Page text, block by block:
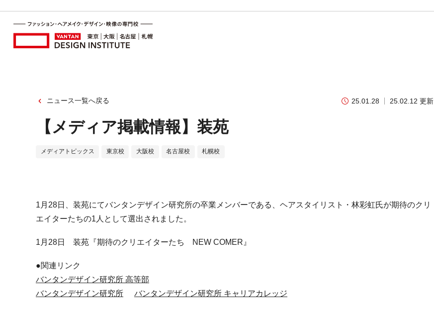
ニュース一覧へ戻る 25.01.28 25.02.12 更新
【メディア掲載情報】装苑
メディアトピックス 東京校 大阪校 名古屋校 札幌校
1月28日、装苑にてバンタンデザイン研究所の卒業メンバーである、ヘアスタイリスト・林彩虹氏が期待のクリ
エイターたちの1人として選出されました。
1月28日 装苑『期待のクリエイターたち NEW COMER』
●関連リンク
バンタンデザイン研究所 高等部
バンタンデザイン研究所
バンタンデザイン研究所 キャリアカレッジ